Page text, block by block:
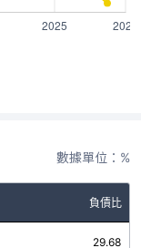
數據單位：%
負債比
29.68